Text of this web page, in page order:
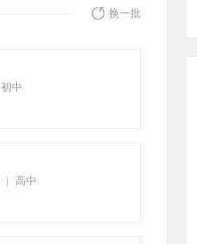
换一批
初中
高中